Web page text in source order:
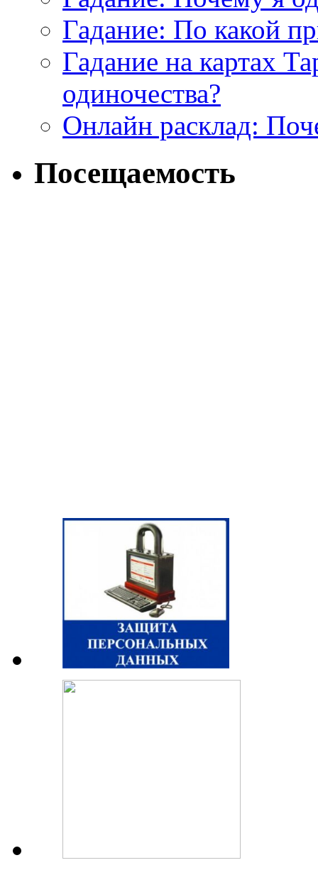
Гадание: По какой
Гадание на картах
одиночества?
Онлайн расклад:
Посещаемость